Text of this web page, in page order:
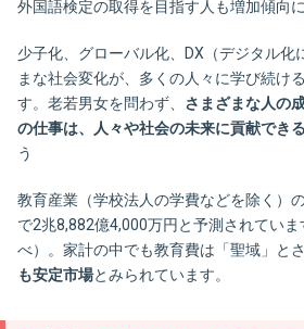
外国語検定の取得を目指す人も増加傾向に
少子化、グローバル化、DX（デジタル
まな社会変化が、多くの人々に学び続け
す。老若男女を問わず、 さまざまな人の
の仕事は、人々や社会の未来に貢献でき
う
教育産業（学校法人の学費などを除く）
で2兆8,882億4,000万円と予測されてい
べ）。家計の中でも教育費は「聖域」とさ
も安定市場とみられています。